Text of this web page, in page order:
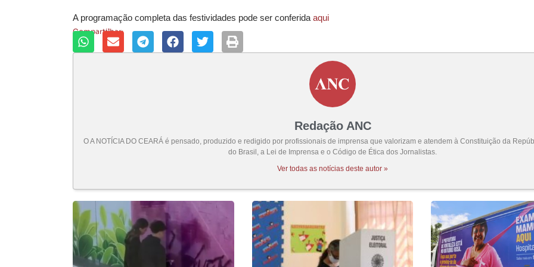
A programação completa das festividades pode ser conferida aqui
Compartilhar:
Redação ANC
O A NOTÍCIA DO CEARÁ é pensado, produzido e redigido por profissionais de imprensa que valorizam e atendem à Constituição da
do Brasil, a Lei de Imprensa e o Código de Ética dos Jornalistas.
Ver todas as notícias deste autor »